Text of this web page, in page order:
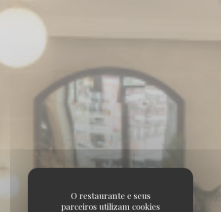
O restaurante e seus
parceiros utilizam cookies